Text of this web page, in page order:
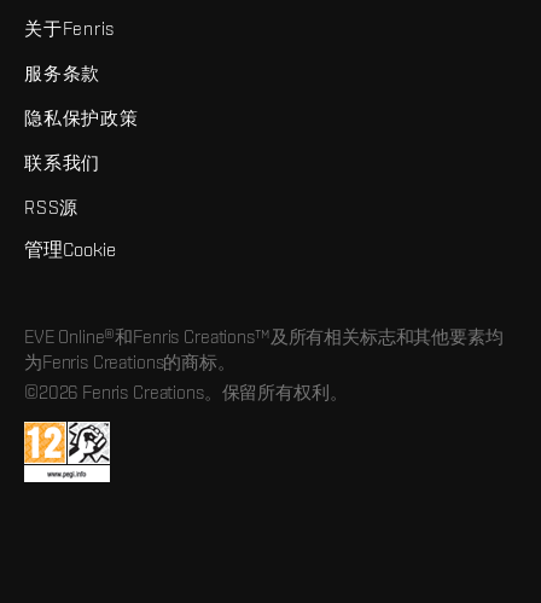
关于Fenris
服务条款
隐私保护政策
联系我们
RSS源
管理Cookie
EVE Online®和Fenris Creations™及所有相关标志和其他要素均
为Fenris Creations的商标。
©2026 Fenris Creations。保留所有权利。